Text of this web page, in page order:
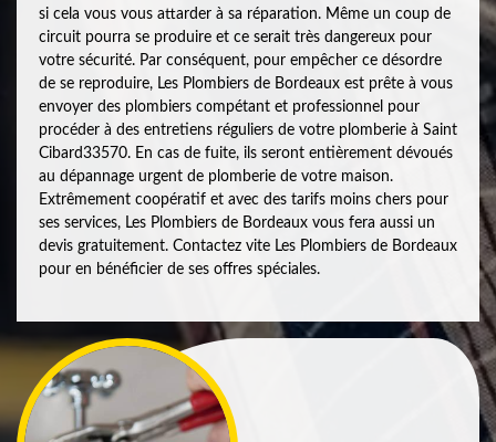
si cela vous vous attarder à sa réparation. Même un coup de
circuit pourra se produire et ce serait très dangereux pour
votre sécurité. Par conséquent, pour empêcher ce désordre
de se reproduire, Les Plombiers de Bordeaux est prête à vous
envoyer des plombiers compétant et professionnel pour
procéder à des entretiens réguliers de votre plomberie à Saint
Cibard33570. En cas de fuite, ils seront entièrement dévoués
au dépannage urgent de plomberie de votre maison.
Extrêmement coopératif et avec des tarifs moins chers pour
ses services, Les Plombiers de Bordeaux vous fera aussi un
devis gratuitement. Contactez vite Les Plombiers de Bordeaux
pour en bénéficier de ses offres spéciales.